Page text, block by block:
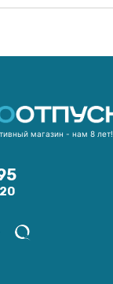
магазин - нам 8 лет!